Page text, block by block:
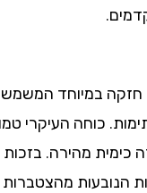
במיוחד המשמשת
העיקרי טמון
מהירה. בזכות
מהצטברות